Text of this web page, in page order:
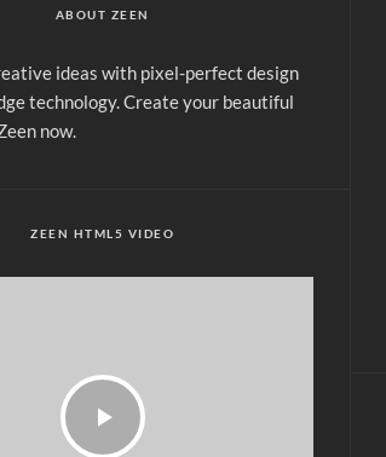
ABOUT ZEEN
ideas with pixel-perfect design
technology. Create your beautiful
now.
ZEEN HTML5 VIDEO